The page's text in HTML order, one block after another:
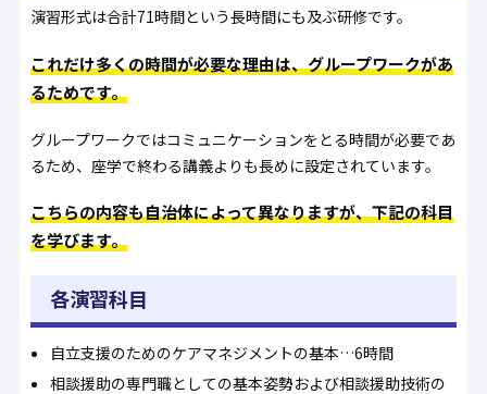
演習形式は合計71時間という長時間にも及ぶ研修です。
これだけ多くの時間が必要な理由は、グループワークがあ
るためです。
グループワークではコミュニケーションをとる時間が必要であ
るため、座学で終わる講義よりも長めに設定されています。
こちらの内容も自治体によって異なりますが、下記の科目
を学びます。
各演習科目
自立支援のためのケアマネジメントの基本…6時間
相談援助の専門職としての基本姿勢および相談援助技術の